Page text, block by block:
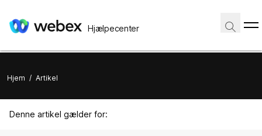
Hjælpecenter
Hjem / Artikel
Denne artikel gælder for: